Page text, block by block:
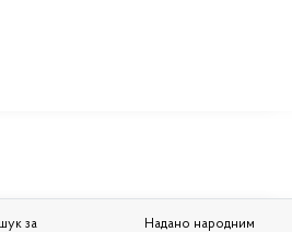
за
Надано народним